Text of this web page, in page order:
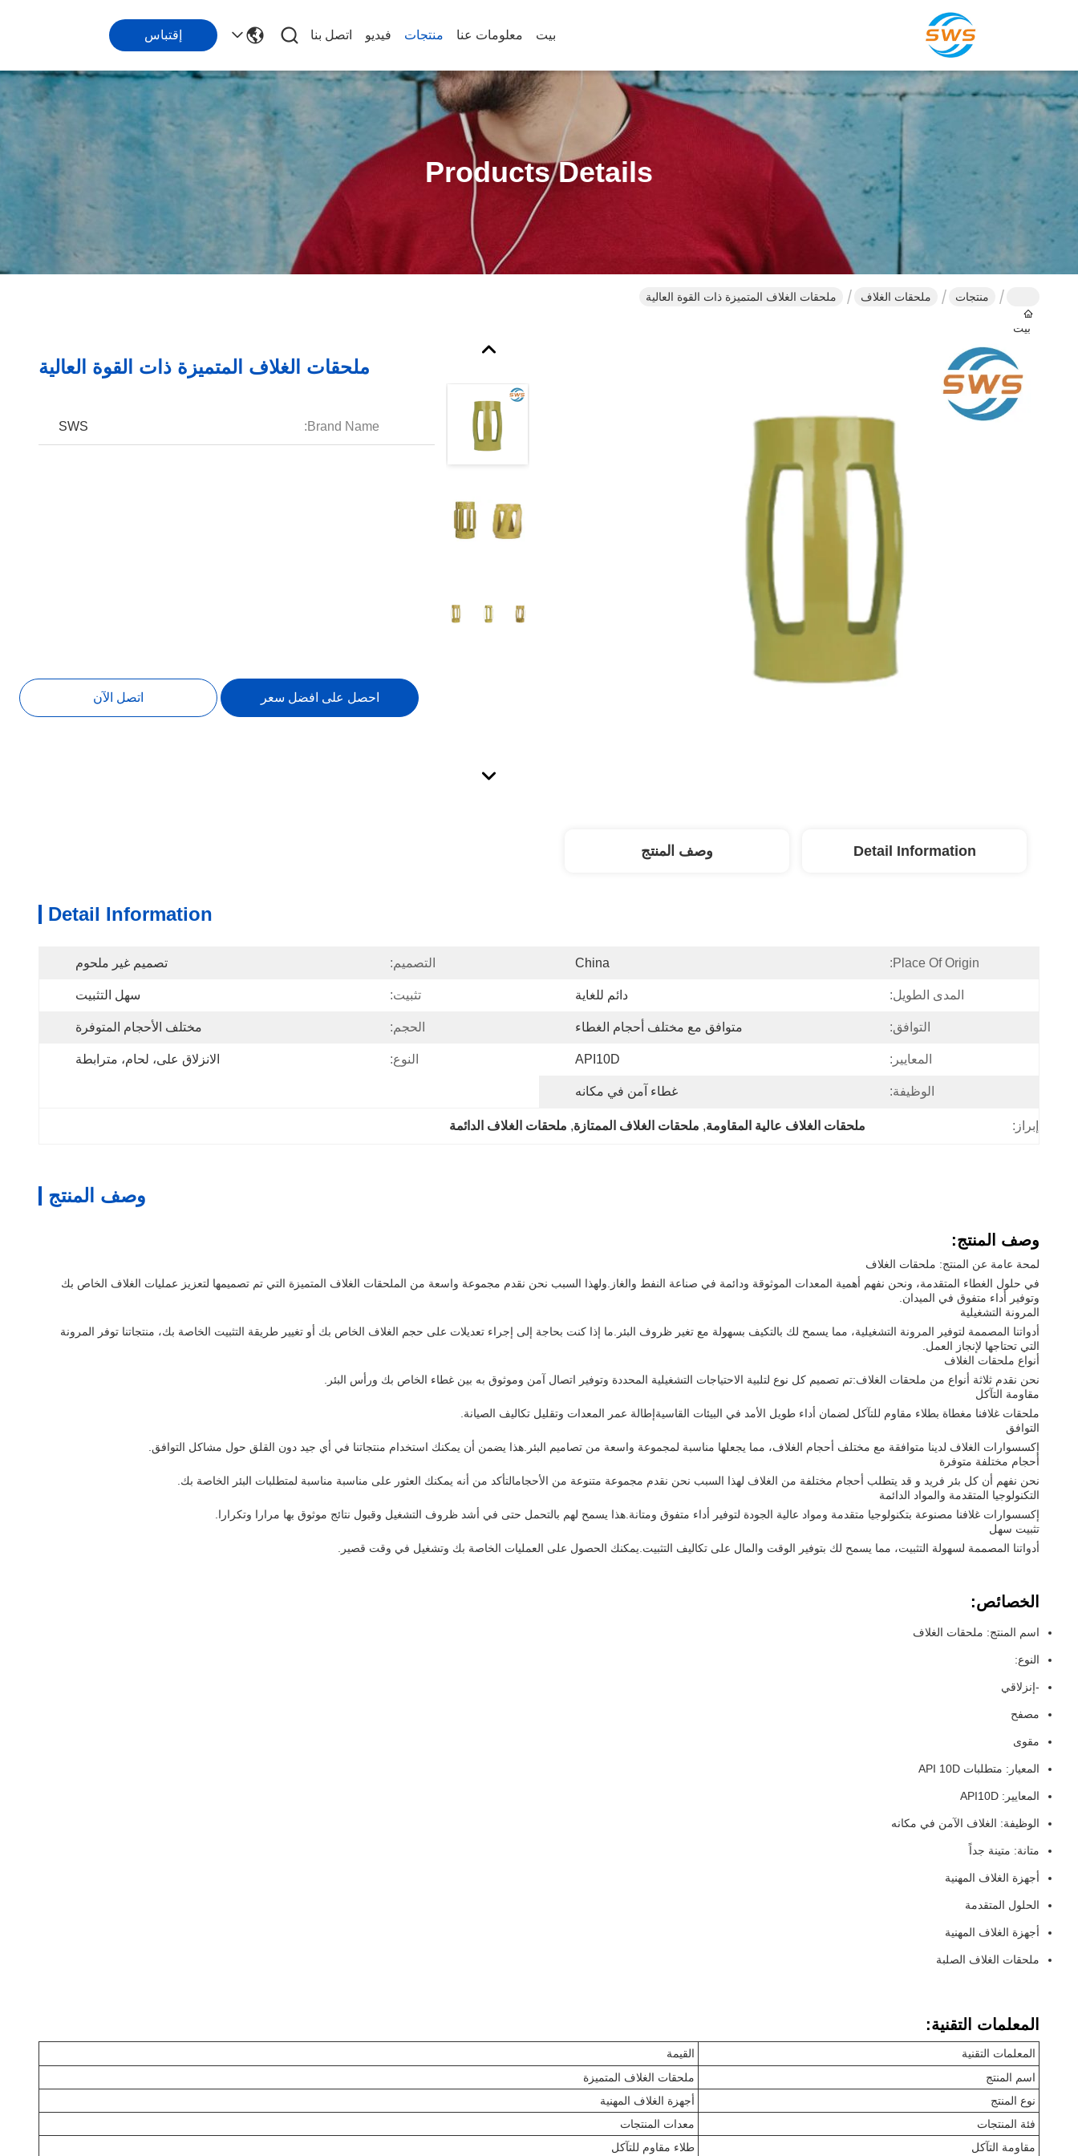
بيت معلومات عنا منتجات فيديو اتصل بنا إقتباس
Products Details
بيت
منتجات ملحقات الغلاف ملحقات الغلاف المتميزة ذات القوة العالية
ملحقات الغلاف المتميزة ذات القوة العالية
Brand Name:
SWS
احصل على افضل سعر اتصل الآن
Detail Information وصف المنتج
Detail Information
Place Of Origin:
China التصميم: تصميم غير ملحوم
المدى الطويل: دائم للغاية تثبيت: سهل التثبيت
التوافق: متوافق مع مختلف أحجام الغطاء الحجم: مختلف الأحجام المتوفرة
المعايير: API10D النوع: الانزلاق على، لحام، مترابطة
الوظيفة: غطاء آمن في مكانه
إبراز: ملحقات الغلاف عالية المقاومة, ملحقات الغلاف الممتازة, ملحقات الغلاف الدائمة
وصف المنتج
وصف المنتج:
لمحة عامة عن المنتج: ملحقات الغلاف
في حلول الغطاء المتقدمة، ونحن نفهم أهمية المعدات الموثوقة ودائمة في صناعة النفط والغاز.ولهذا السبب نحن نقدم مجموعة واسعة من الملحقات الغلاف المتميزة التي تم تصميمها لتعزيز عمليات الغلاف الخاص بك
وتوفير أداء متفوق في الميدان.
المرونة التشغيلية
أدواتنا المصممة لتوفير المرونة التشغيلية، مما يسمح لك بالتكيف بسهولة مع تغير ظروف البئر.ما إذا كنت بحاجة إلى إجراء تعديلات على حجم الغلاف الخاص بك أو تغيير طريقة التثبيت الخاصة بك، منتجاتنا توفر المرونة
التي تحتاجها لإنجاز العمل.
أنواع ملحقات الغلاف
نحن نقدم ثلاثة أنواع من ملحقات الغلاف:تم تصميم كل نوع لتلبية الاحتياجات التشغيلية المحددة وتوفير اتصال آمن وموثوق به بين غطاء الخاص بك ورأس البئر.
مقاومة التآكل
ملحقات غلافنا مغطاة بطلاء مقاوم للتآكل لضمان أداء طويل الأمد في البيئات القاسيةإطالة عمر المعدات وتقليل تكاليف الصيانة.
التوافق
إكسسوارات الغلاف لدينا متوافقة مع مختلف أحجام الغلاف، مما يجعلها مناسبة لمجموعة واسعة من تصاميم البئر.هذا يضمن أن يمكنك استخدام منتجاتنا في أي جيد دون القلق حول مشاكل التوافق.
أحجام مختلفة متوفرة
نحن نفهم أن كل بئر فريد و قد يتطلب أحجام مختلفة من الغلاف لهذا السبب نحن نقدم مجموعة متنوعة من الأحجامالتأكد من أنه يمكنك العثور على مناسبة مناسبة لمتطلبات البئر الخاصة بك.
التكنولوجيا المتقدمة والمواد الدائمة
إكسسوارات غلافنا مصنوعة بتكنولوجيا متقدمة ومواد عالية الجودة لتوفير أداء متفوق ومتانة.هذا يسمح لهم بالتحمل حتى في أشد ظروف التشغيل وقبول نتائج موثوق بها مرارا وتكرارا.
تثبيت سهل
أدواتنا المصممة لسهولة التثبيت، مما يسمح لك بتوفير الوقت والمال على تكاليف التثبيت.يمكنك الحصول على العمليات الخاصة بك وتشغيل في وقت قصير.
الخصائص:
اسم المنتج: ملحقات الغلاف
النوع:
-إنزلاقي
مصفح
مقوى
المعيار: متطلبات API 10D
المعايير: API10D
الوظيفة: الغلاف الآمن في مكانه
متانة: متينة جداً
أجهزة الغلاف المهنية
الحلول المتقدمة
أجهزة الغلاف المهنية
ملحقات الغلاف الصلبة
المعلمات التقنية:
المعلمات التقنية
القيمة
اسم المنتج
ملحقات الغلاف المتميزة
نوع المنتج
أجهزة الغلاف المهنية
فئة المنتجات
معدات المنتجات
مقاومة التآكل
طلاء مقاوم للتآكل